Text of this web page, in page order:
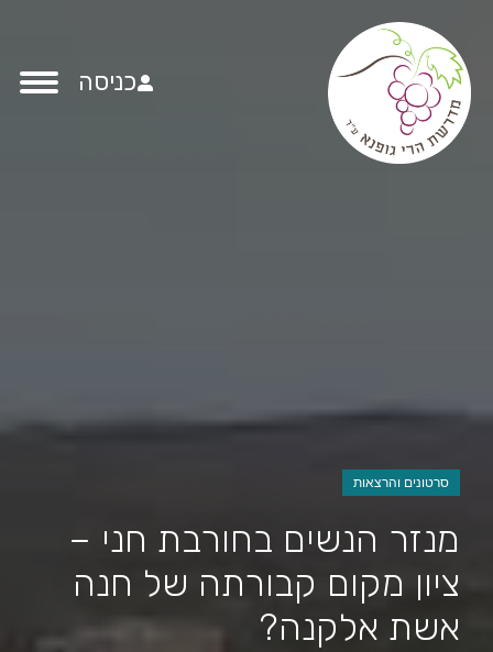
כניסה
סרטונים והרצאות
מנזר הנשים בחורבת חני –
ציון מקום קבורתה של חנה
אשת אלקנה?